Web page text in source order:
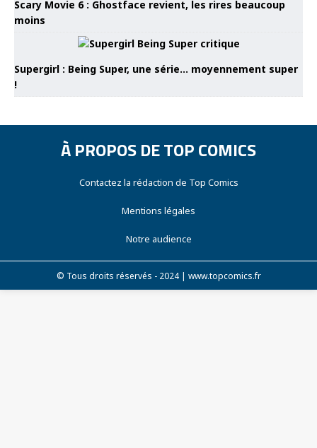
Scary Movie 6 : Ghostface revient, les rires beaucoup
moins
Supergirl : Being Super, une série… moyennement super
!
À PROPOS DE TOP COMICS
Contactez la rédaction de Top Comics
Mentions légales
Notre audience
© Tous droits réservés - 2024 | www.topcomics.fr